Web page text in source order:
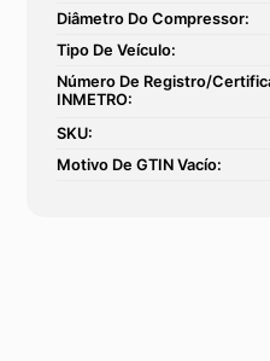
Diâmetro Do Compressor:
Tipo De Veículo:
Número De Registro/
INMETRO:
SKU:
Motivo De GTIN Vacío: